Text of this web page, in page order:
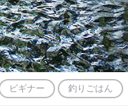
ビギナー 釣りごはん